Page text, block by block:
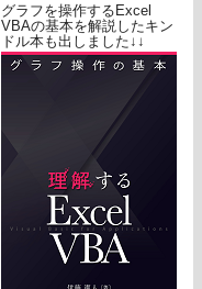
グラフを操作するExcel
VBAの基本を解説したキン
ドル本も出しました↓↓